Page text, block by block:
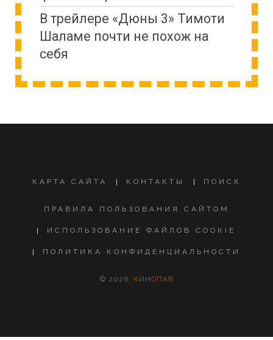
В трейлере «Дюны 3» Тимоти
Шаламе почти не похож на
себя
КАРТА САЙТА КОНТАКТЫ ПОИСК
ПРАВИЛА ПОЛЬЗОВАНИЯ САЙТОМ
ИСПОЛЬЗОВАНИЕ ФАЙЛОВ COOKIE
ПОЛИТИКА КОНФИДЕНЦИАЛЬНОСТИ
© 2026, КИНОПАБ